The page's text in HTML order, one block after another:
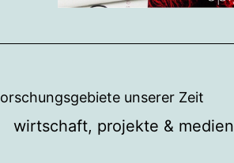
unserer Zeit
wirtschaft, projekte & medien